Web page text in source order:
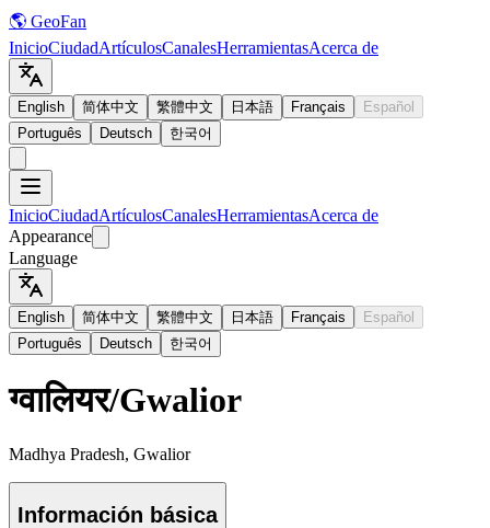
🌎 GeoFan
InicioCiudadArtículosCanalesHerramientasAcerca de
English 简体中文 繁體中文 日本語 Français
Español
Português
Deutsch 한국어
InicioCiudadArtículosCanalesHerramientasAcerca de
Appearance
Language
English 简体中文 繁體中文 日本語 Français
Español
Português
Deutsch 한국어
ग्वालियर/Gwalior
Madhya Pradesh, Gwalior
Información básica